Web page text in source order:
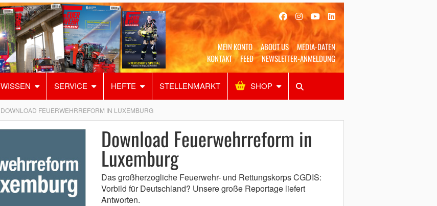
MEIN KONTO ABOUT US
MEDIA-DATEN
KONTAKT
FEED NEWSLETTER-ANMELDUNG
WISSEN SERVICE HEFTE STELLENMARKT SHOP
Alles Shop SUCHEN
DOWNLOAD FEUERWEHRREFORM IN LUXEMBURG
Download Feuerwehrreform in
Luxemburg
Das großherzogliche Feuerwehr- und Rettungskorps CGDIS:
Vorbild für Deutschland? Unsere große Reportage liefert
Antworten.